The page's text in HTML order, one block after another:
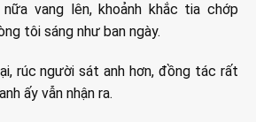
vang lên, khoảnh khắc tia chớp
tôi sáng như ban ngày.
rúc người sát anh hơn, đồng tác rất
ấy vẫn nhận ra.